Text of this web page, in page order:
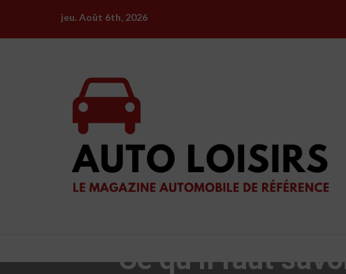
content
jeu. Août 6th, 2026
Ce qu’il faut